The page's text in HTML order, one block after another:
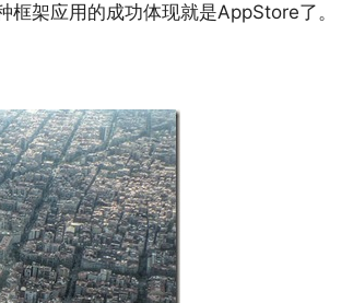
架应用的成功体现就是AppStore了。